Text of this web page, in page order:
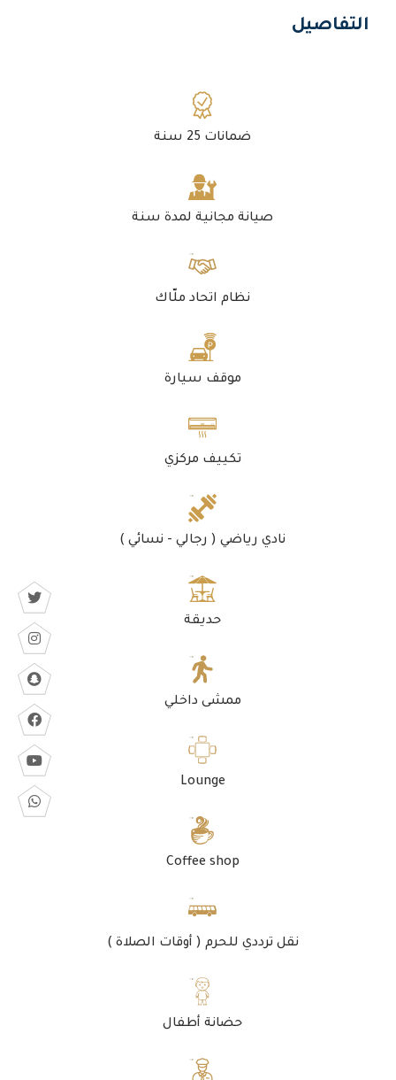
التفاصيل
ضمانات 25 سنة
صيانة مجانية لمدة سنة
نظام اتحاد ملّاك
موقف سيارة
تكييف مركزي
نادي رياضي ( رجالي - نسائي )
حديقة
ممشى داخلي
Lounge
Coffee shop
نقل ترددي للحرم ( أوقات الصلاة )
حضانة أطفال